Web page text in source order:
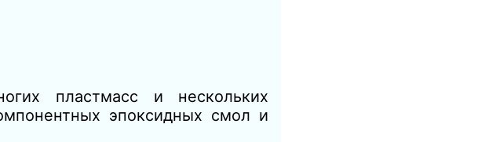
пластмасс и нескольких
эпоксидных смол и